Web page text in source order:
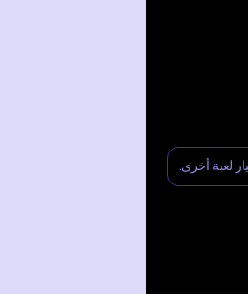
لعبة أخرى.